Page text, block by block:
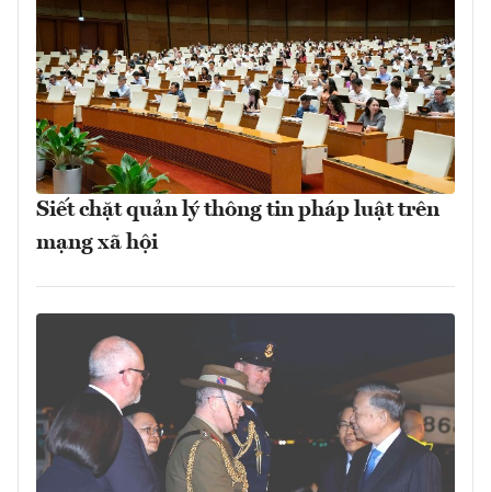
Siết chặt quản lý thông tin pháp luật trên
mạng xã hội